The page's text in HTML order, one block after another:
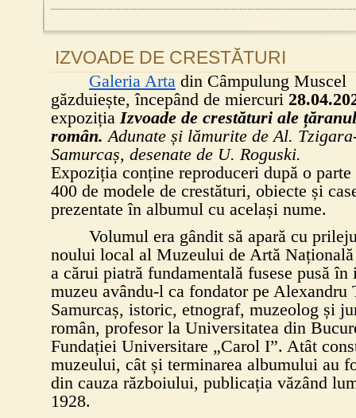
IZVOADE DE CRESTĂTURI
Galeria Arta din Câmpulung Muscel
găzduiește, începând de miercuri
expozițiaIzvoade de crestături ale
român. Adunate și lămurite de Al.
Samurcaș, desenate de U. Roguski.
Expoziția conține reproduceri după o parte
400 de modele de crestături, obiecte și
prezentate în albumul cu același nume.
Volumul era gândit să apară cu
noului local al Muzeului de Artă Națională
a cărui piatră fundamentală fusese pusă în
muzeu avându-l ca fondator pe Alexandru
Samurcaș, istoric, etnograf, muzeolog și
român, profesor la Universitatea din
Fundației Universitare „Carol I”. Atât
muzeului, cât și terminarea albumului au
din cauza războiului, publicația văzând
1928.